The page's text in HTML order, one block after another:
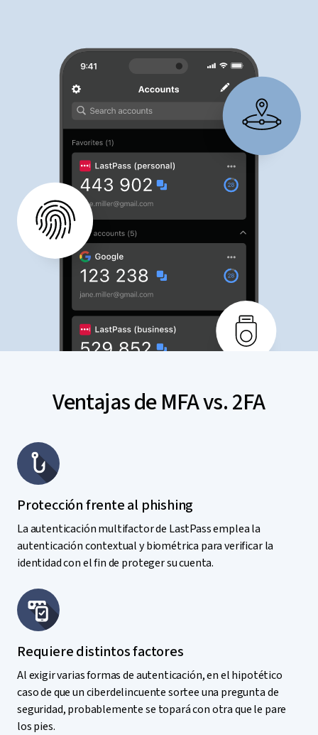
Ventajas de MFA vs. 2FA
Protección frente al phishing
La autenticación multifactor de LastPass emplea la
autenticación contextual y biométrica para verificar la
identidad con el fin de proteger su cuenta.
Requiere distintos factores
Al exigir varias formas de autenticación, en el hipotético
caso de que un ciberdelincuente sortee una pregunta de
seguridad, probablemente se topará con otra que le pare
los pies.